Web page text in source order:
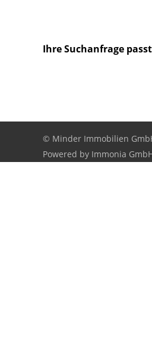
Ihre Suchanfrage
© Minder Immobilien
Powered by Immonia